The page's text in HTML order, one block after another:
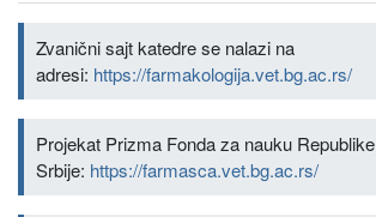
Zvanični sajt katedre se nalazi na
adresi: https://farmakologija.vet.bg.ac.rs/
Projekat Prizma Fonda za nauku Republike
Srbije: https://farmasca.vet.bg.ac.rs/